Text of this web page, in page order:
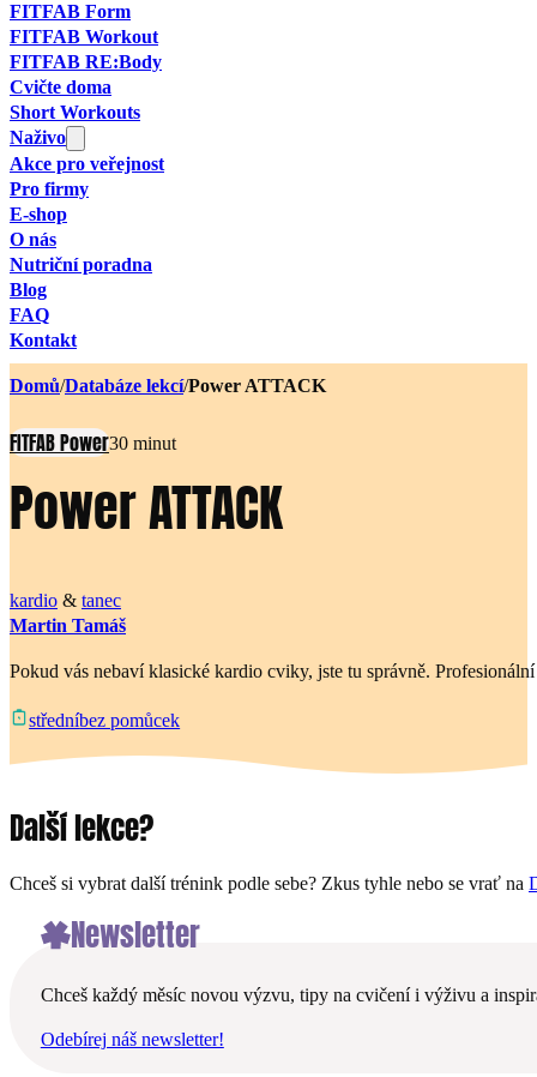
FITFAB Form
FITFAB Workout
FITFAB RE:Body
Cvičte doma
Short Workouts
Naživo
Akce pro veřejnost
Pro firmy
E-shop
O nás
Nutriční poradna
Blog
FAQ
Kontakt
Domů/Databáze lekcí/Power ATTACK
FITFAB Power30 minut
Power ATTACK
kardio & tanec
Martin Tamáš
Pokud vás nebaví klasické kardio cviky, jste tu správně.
středníbez pomůcek
Další lekce?
Chceš si vybrat další trénink podle sebe? Zkus tyhle nebo se vrať na
Newsletter
Chceš každý měsíc novou výzvu, tipy na cvičení i výživu a
Odebírej náš newsletter!